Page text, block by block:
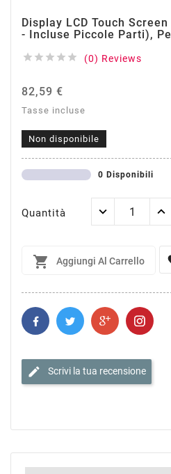
Display LCD Touch
- Incluse Piccole Parti),
     (0) Reviews
82,59 €
Tasse incluse
Non disponibile
0 Disponibili
Quantità
 Aggiungi Al Carrello
edit Scrivi la tua recensione